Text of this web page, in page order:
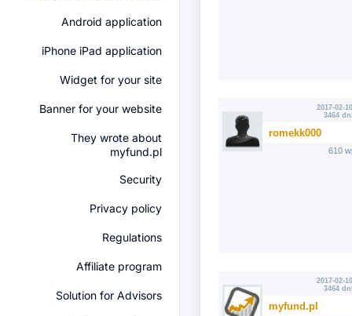
Android application
iPhone iPad application
Widget for your site
Banner for your website
They wrote about
myfund.pl
Security
Privacy policy
Regulations
Affiliate program
Solution for Advisors
2017-02-
3464
romekk000
610
2017-02-
3464
myfund.pl